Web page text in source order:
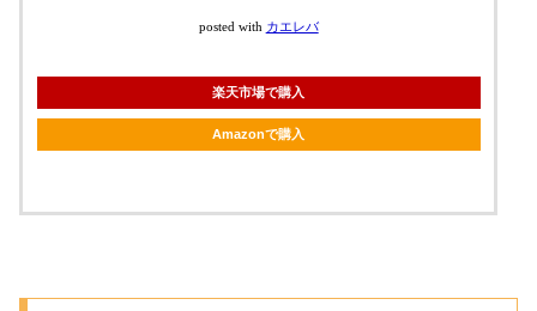
posted with カエレバ
楽天市場で購入
Amazonで購入